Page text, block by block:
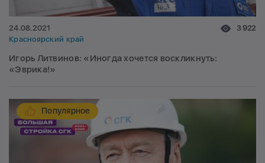
24.08.2021
Красноярский край
3 922
Игорь Литвинов: «Иногда хочется воскликнуть:
«Эврика!»
Популярное